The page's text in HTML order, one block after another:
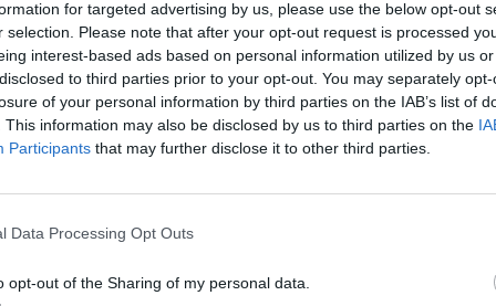
for targeted advertising by us, please use the below opt-out
selection. Please note that after your opt-out request is processed
interest-based ads based on personal information utilized by us
to third parties prior to your opt-out. You may separately
of your personal information by third parties on the IAB’s list of
This information may also be disclosed by us to third parties on the
Participants that may further disclose it to other third parties.
Data Processing Opt Outs
opt-out of the Sharing of my personal data.
zivatarokra figyelmeztető sárga riasztás
kanyarra, ahol villámlásokkal és viharos
felhőszakadásra és helyenként jégesőre is
mennyisége eléri a
20-30 litert, helyenként